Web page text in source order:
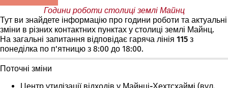
Години роботи столиці землі Майнц
Тут ви знайдете інформацію про години роботи та актуальні
зміни в різних контактних пунктах у столиці землі Майнц.
На загальні запитання відповідає гаряча лінія 115 з
понеділка по п'ятницю з 8:00 до 18:00.
Поточні зміни